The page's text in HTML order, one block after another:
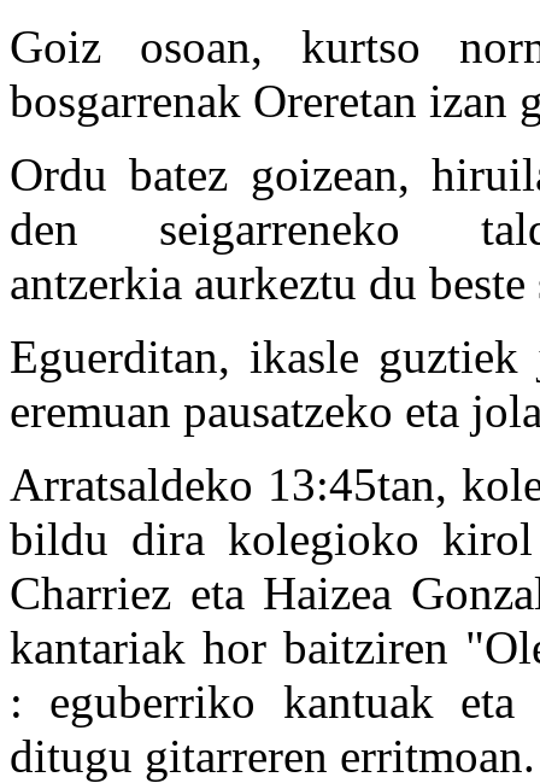
Goiz osoan, kurtso
bosgarrenak Oreretan izan
Ordu batez goizean,
den seigarreneko
antzerkia aurkeztu du
Eguerditan, ikasle
eremuan pausatzeko eta
Arratsaldeko 13:45tan,
bildu dira kolegioko kirol
Charriez eta Haizea
kantariak hor baitziren
: eguberriko kantuak
ditugu gitarreren